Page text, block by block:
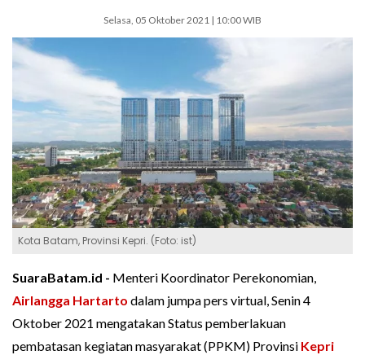
Selasa, 05 Oktober 2021 | 10:00 WIB
Kota Batam, Provinsi Kepri. (Foto: ist)
SuaraBatam.id - Menteri Koordinator Perekonomian,
Airlangga Hartarto dalam jumpa pers virtual, Senin 4
Oktober 2021 mengatakan Status pemberlakuan
pembatasan kegiatan masyarakat (PPKM) Provinsi Kepri